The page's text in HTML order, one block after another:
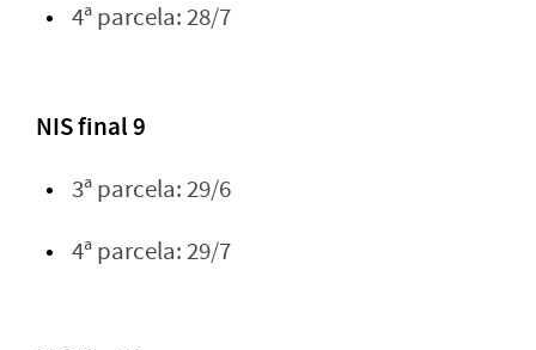
4ª parcela: 28/7
NIS final 9
3ª parcela: 29/6
4ª parcela: 29/7